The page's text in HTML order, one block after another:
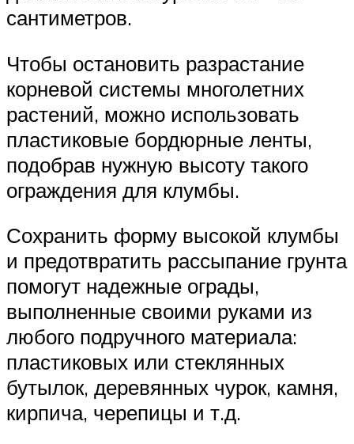
сантиметров.
Чтобы остановить разрастание
корневой системы многолетних
растений, можно использовать
пластиковые бордюрные ленты,
подобрав нужную высоту такого
ограждения для клумбы.
Сохранить форму высокой клумбы
и предотвратить рассыпание грунта
помогут надежные ограды,
выполненные своими руками из
любого подручного материала:
пластиковых или стеклянных
бутылок, деревянных чурок, камня,
кирпича, черепицы и т.д.